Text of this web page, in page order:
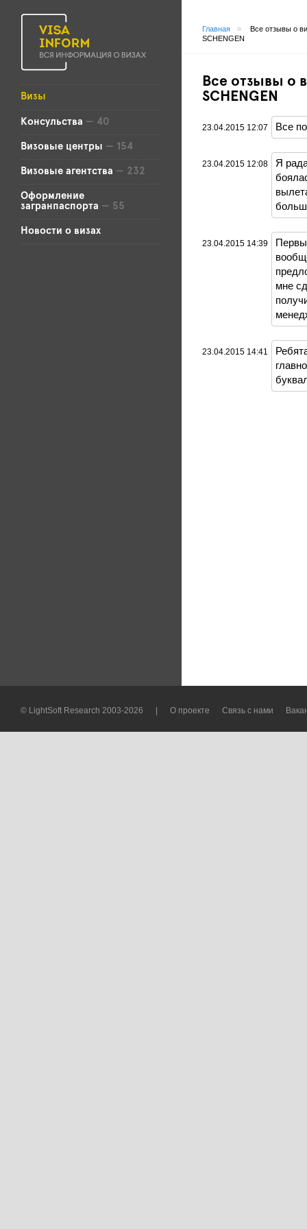
Визы
Консульства — 40
Визовые центры — 154
Визовые агентства — 232
Оформление
загранпаспорта — 55
Новости о визах
Главная »
Все отзывы о
SCHENGEN
Все отзывы о
SCHENGEN
23.04.2015 12:07 Все
23.04.2015 12:08
Я
23.04.2015 14:39
мне
23.04.2015 14:41
© LightSoft Research 2003-2026 О проекте Связь с нами